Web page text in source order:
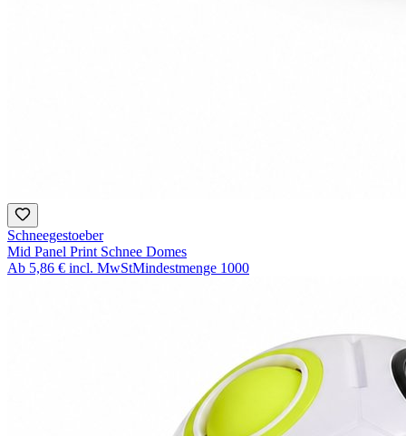
Schneegestoeber
Mid Panel Print Schnee Domes
Ab 5,86 € incl. MwStMindestmenge 1000